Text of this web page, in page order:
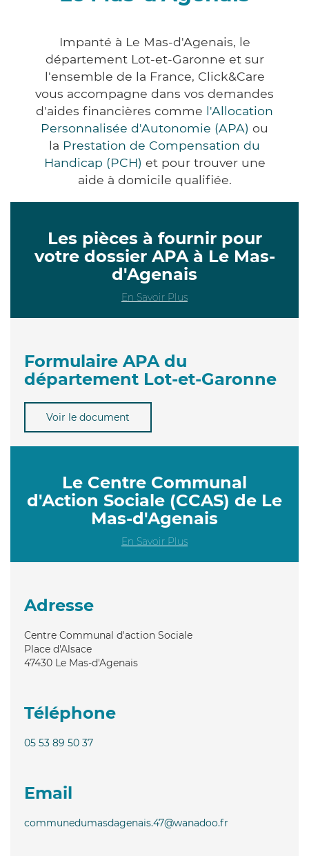
Impanté à Le Mas-d'Agenais, le
département Lot-et-Garonne et sur
l'ensemble de la France, Click&Care
vous accompagne dans vos demandes
d'aides financières comme l'Allocation
Personnalisée d'Autonomie (APA) ou
la Prestation de Compensation du
Handicap (PCH) et pour trouver une
aide à domicile qualifiée.
Les pièces à fournir pour
votre dossier APA à Le Mas-
d'Agenais
En Savoir Plus
Formulaire APA du
département Lot-et-Garonne
Voir le document
Le Centre Communal
d'Action Sociale (CCAS) de Le
Mas-d'Agenais
En Savoir Plus
Adresse
Centre Communal d'action Sociale
Place d'Alsace
47430 Le Mas-d'Agenais
Téléphone
05 53 89 50 37
Email
communedumasdagenais.47@wanadoo.fr